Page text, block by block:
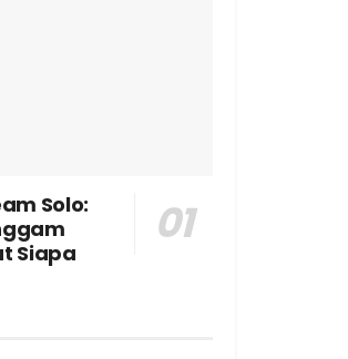
Solo:
Siapa